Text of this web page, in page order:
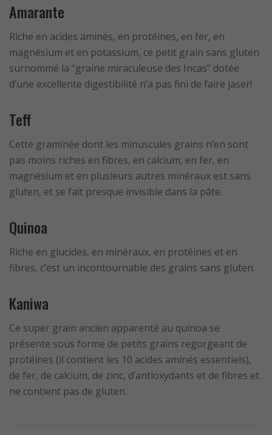
Amarante
Riche en acides aminés, en protéines, en fer, en
magnésium et en potassium, ce petit grain sans gluten
surnommé la “graine miraculeuse des Incas” dotée
d’une excellente digestibilité n’a pas fini de faire jaser!
Teff
Cette graminée dont les minuscules grains n’en sont
pas moins riches en fibres, en calcium, en fer, en
magnésium et en plusieurs autres minéraux est sans
gluten, et se fait presque invisible dans la pâte.
Quinoa
Riche en glucides, en minéraux, en protéines et en
fibres, c’est un incontournable des grains sans gluten.
Kaniwa
Ce super grain ancien apparenté au quinoa se
présente sous forme de petits grains regorgeant de
protéines (il contient les 10 acides aminés essentiels),
de fer, de calcium, de zinc, d’antioxydants et de fibres et
ne contient pas de gluten.